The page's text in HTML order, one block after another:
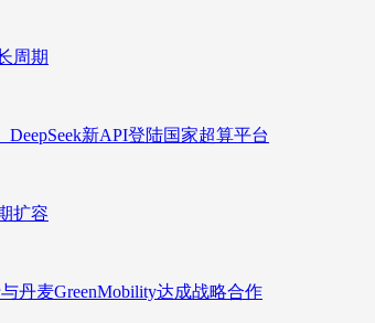
周期
新API登陆国家超算平台
扩容
丹麦GreenMobility达成战略合作